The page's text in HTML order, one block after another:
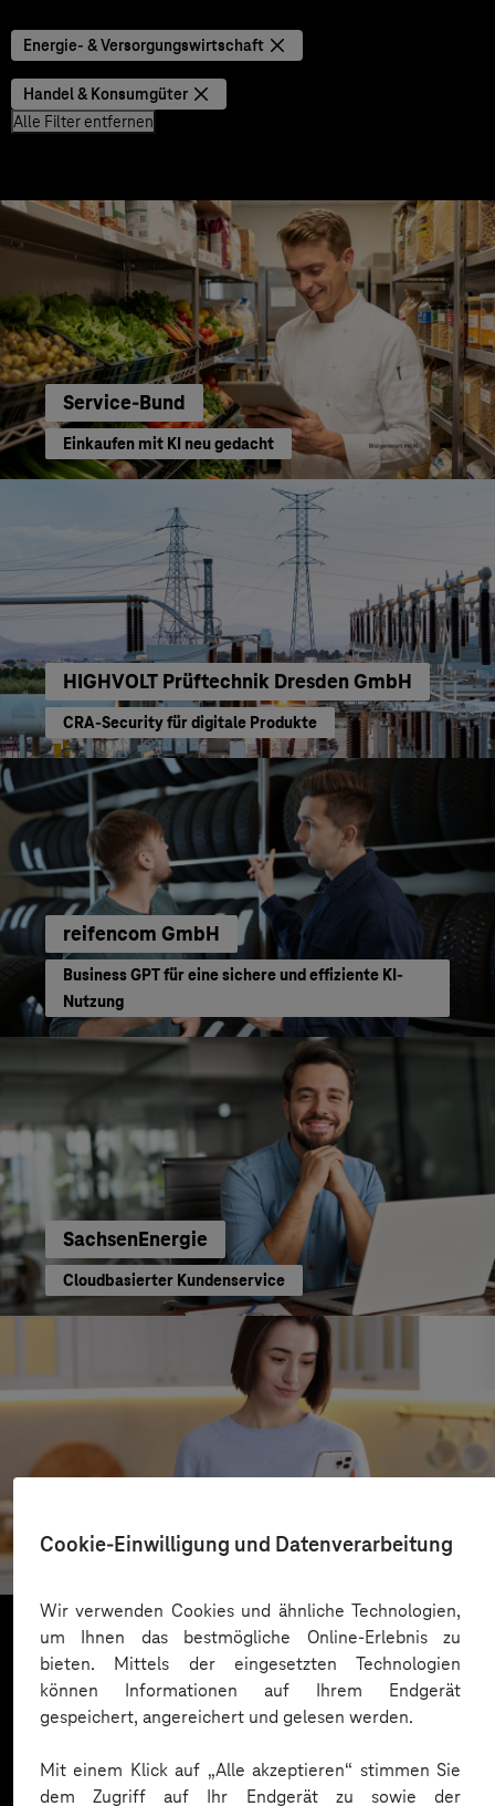
Cookie-Einwilligung und Datenverarbeitung
Wir verwenden Cookies und ähnliche Technologien,
um Ihnen das bestmögliche Online-Erlebnis zu
bieten. Mittels der eingesetzten Technologien
können Informationen auf Ihrem Endgerät
gespeichert, angereichert und gelesen werden.
Mit einem Klick auf „Alle akzeptieren“ stimmen Sie
dem Zugriff auf Ihr Endgerät zu sowie der
Energie- & Versorgungswirtschaft
Handel & Konsumgüter
Alle Filter entfernen
Service-Bund
Einkaufen mit KI neu gedacht
HIGHVOLT Prüftechnik Dresden GmbH
CRA-Security für digitale Produkte
reifencom GmbH
Business GPT für eine sichere und effiziente KI-
Nutzung
SachsenEnergie
Cloudbasierter Kundenservice
Cloudbasierter Kundenservice
Mehr laden